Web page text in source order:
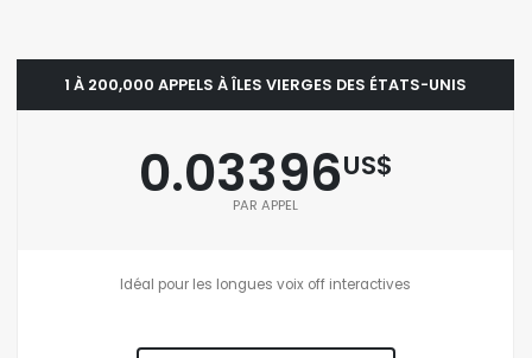
1 À 200,000 APPELS À ÎLES VIERGES DES ÉTATS-UNIS
0.03396US$
PAR APPEL
Idéal pour les longues voix off interactives